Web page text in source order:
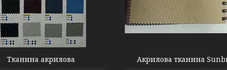
Тканина акрилова Акрилова тканина